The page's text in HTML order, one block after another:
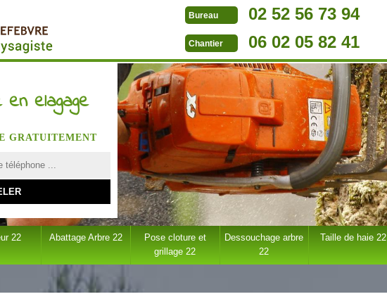
Bureau 02 52 56 73 94
Chantier 06 02 05 82 41
elagage
GRATUITEMENT
22 Abattage Arbre 22
Pose cloture et
grillage 22
Dessouchage arbre
22
Taille de haie 22